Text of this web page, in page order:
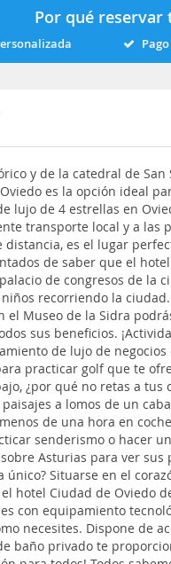
Por qué reservar
y de la catedral de San
es la opción ideal
lujo de 4 estrellas en
transporte local y a las
distancia, es el lugar
de saber que el
de congresos de la
recorriendo la ciudad.
el Museo de la Sidra
sus beneficios.
de lujo de
practicar golf que te
¿por qué no retas a tus
a lomos de un
de una hora en
senderismo o hacer
Asturias para ver sus
Situarse en el
hotel Ciudad de Oviedo
con equipamiento
necesites. Dispone de
baño privado te